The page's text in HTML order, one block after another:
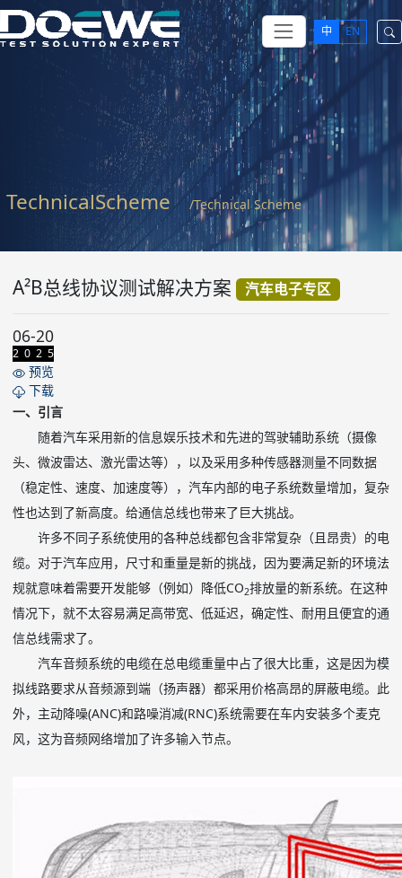
中 EN
TechnicalScheme /Technical Scheme
A²B总线协议测试解决方案 汽车电子专区
06-20
2 0 2 5
预览
下载
一、引言
随着汽车采用新的信息娱乐技术和先进的驾驶辅助系统（摄像
头、微波雷达、激光雷达等），以及采用多种传感器测量不同数据
（稳定性、速度、加速度等），汽车内部的电子系统数量增加，复杂
性也达到了新高度。给通信总线也带来了巨大挑战。
许多不同子系统使用的各种总线都包含非常复杂（且昂贵）的电
缆。对于汽车应用，尺寸和重量是新的挑战，因为要满足新的环境法
规就意味着需要开发能够（例如）降低CO2排放量的新系统。在这种
情况下，就不太容易满足高带宽、低延迟，确定性、耐用且便宜的通
信总线需求了。
汽车音频系统的电缆在总电缆重量中占了很大比重，这是因为模
拟线路要求从音频源到端（扬声器）都采用价格高昂的屏蔽电缆。此
外，主动降噪(ANC)和路噪消减(RNC)系统需要在车内安装多个麦克
风，这为音频网络增加了许多输入节点。